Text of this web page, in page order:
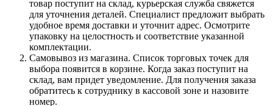
товар поступит на склад, курьерская служба свяжется
для уточнения деталей. Специалист предложит выбрать
удобное время доставки и уточнит адрес. Осмотрите
упаковку на целостность и соответствие указанной
комплектации.
Самовывоз из магазина. Список торговых точек для
выбора появится в корзине. Когда заказ поступит на
склад, вам придет уведомление. Для получения заказа
обратитесь к сотруднику в кассовой зоне и назовите
номер.